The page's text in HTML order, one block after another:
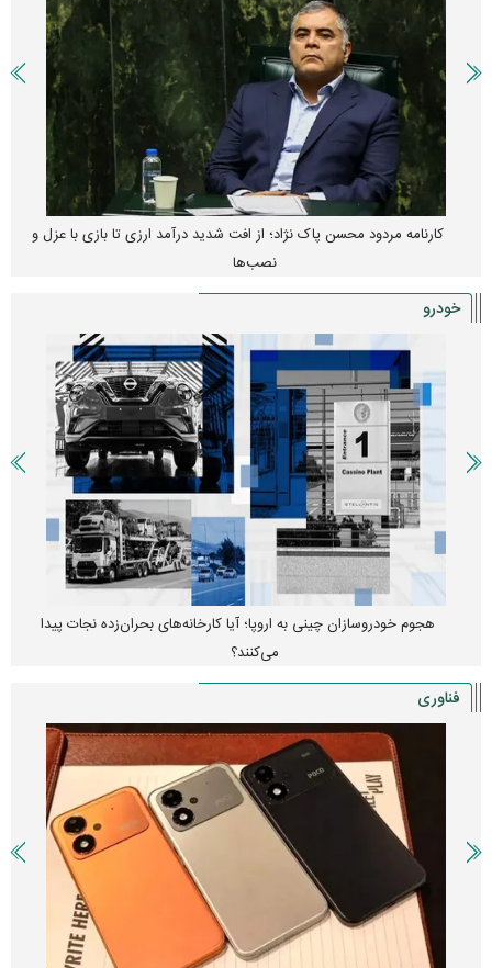
کارنامه مردود محسن پاک‌ نژاد؛ از افت شدید درآمد ارزی تا بازی با عزل و
نصب‌ها
خودرو
هجوم خودروسازان چینی به اروپا؛ آیا کارخانه‌های بحران‌زده نجات پیدا
می‌کنند؟
فناوری